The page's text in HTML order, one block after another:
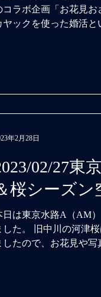
コラボ企画「お花見お
ヤックを使った婚活
02/27東
桜シーズン
日は東京水路A（AM
した。 旧中川の河津
したので、お花見や
年2月28日